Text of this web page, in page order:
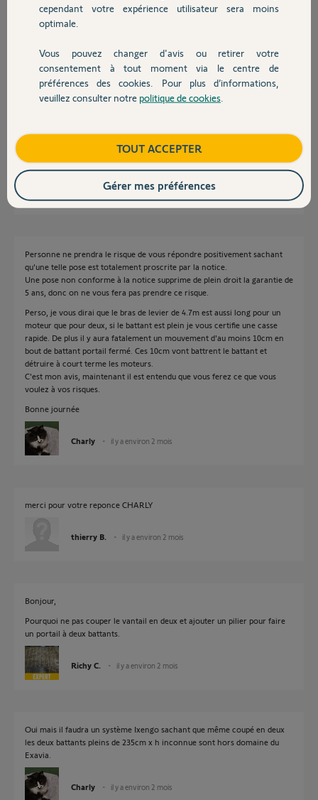
Devis avec un pro
Contact
Aucune ! En tout cas pas chez Somfy, désolé.
Charly il y a environ 2 mois
Bonjour sur la gamme de Motorisation Exavia peut ton superposer les 2
vis sur le même battant ? donc les brancher sur la même fiche
thierry B. il y a environ 2 mois
Personne ne prendra le risque de vous répondre positivement sachant
qu'une telle pose est totalement proscrite par la notice.
Une pose non conforme à la notice supprime de plein droit la garantie de
5 ans, donc on ne vous fera pas prendre ce risque.
Perso, je vous dirai que le bras de levier de 4.7m est aussi long pour un
moteur que pour deux, si le battant est plein je vous certifie une casse
rapide. De plus il y aura fatalement un mouvement d'au moins 10cm en
bout de battant portail fermé. Ces 10cm vont battrent le battant et
détruire à court terme les moteurs.
C'est mon avis, maintenant il est entendu que vous ferez ce que vous
voulez à vos risques.
Bonne journée
Charly il y a environ 2 mois
merci pour votre reponce CHARLY
thierry B. il y a environ 2 mois
Bonjour,
Pourquoi ne pas couper le vantail en deux et ajouter un pilier pour faire
un portail à deux battants.
Richy C. il y a environ 2 mois
Oui mais il faudra un système Ixengo sachant que même coupé en deux
les deux battants pleins de 235cm x h inconnue sont hors domaine du
Exavia.
Charly il y a environ 2 mois
cependant votre expérience utilisateur sera moins
optimale.
Vous pouvez changer d'avis ou retirer votre
consentement à tout moment via le centre de
préférences des cookies. Pour plus d’informations,
veuillez consulter notre politique de cookies
TOUT ACCEPTER
Gérer mes préférences